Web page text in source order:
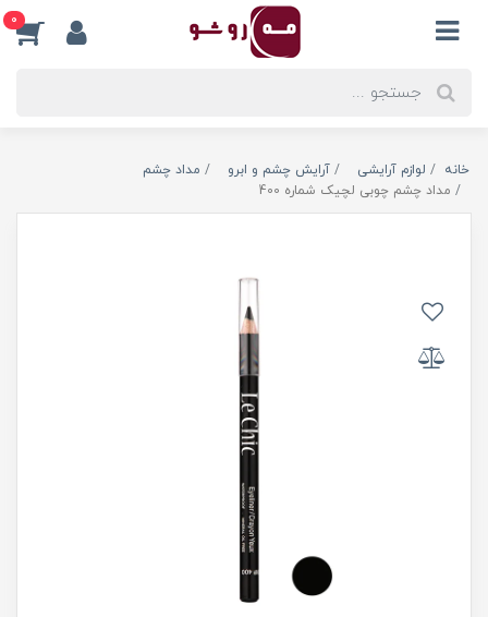
0
خانه لوازم آرایشی آرایش چشم و ابرو
مداد چشم
مداد چشم چوبی لچیک شماره 400